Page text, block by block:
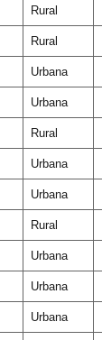
Rural
Rural
Urbana
Urbana
Rural
Urbana
Urbana
Rural
Urbana
Urbana
Urbana